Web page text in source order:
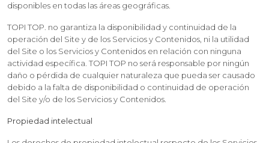
disponibles en todas las áreas geográficas.
TOPI TOP. no garantiza la disponibilidad y continuidad de la
operación del Site y de los Servicios y Contenidos, ni la utilidad
del Site o los Servicios y Contenidos en relación con ninguna
actividad específica. TOPI TOP no será responsable por ningún
daño o pérdida de cualquier naturaleza que pueda ser causado
debido a la falta de disponibilidad o continuidad de operación
del Site y/o de los Servicios y Contenidos.
Propiedad intelectual